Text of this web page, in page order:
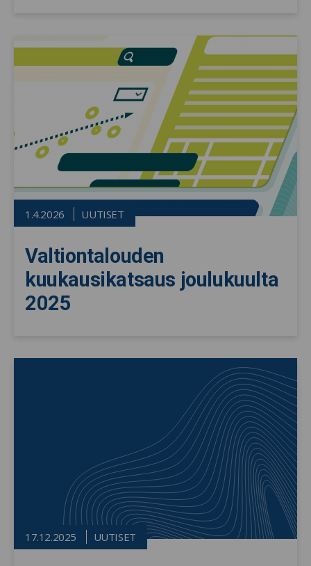
1.4.2026 UUTISET
Valtiontalouden
kuukausikatsaus joulukuulta
2025
17.12.2025 UUTISET